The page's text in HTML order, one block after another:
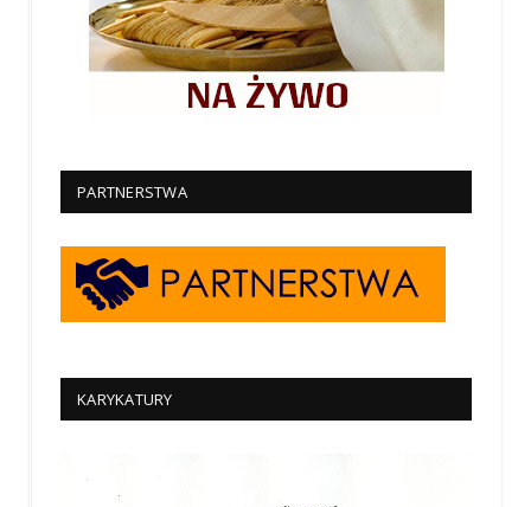
PARTNERSTWA
KARYKATURY